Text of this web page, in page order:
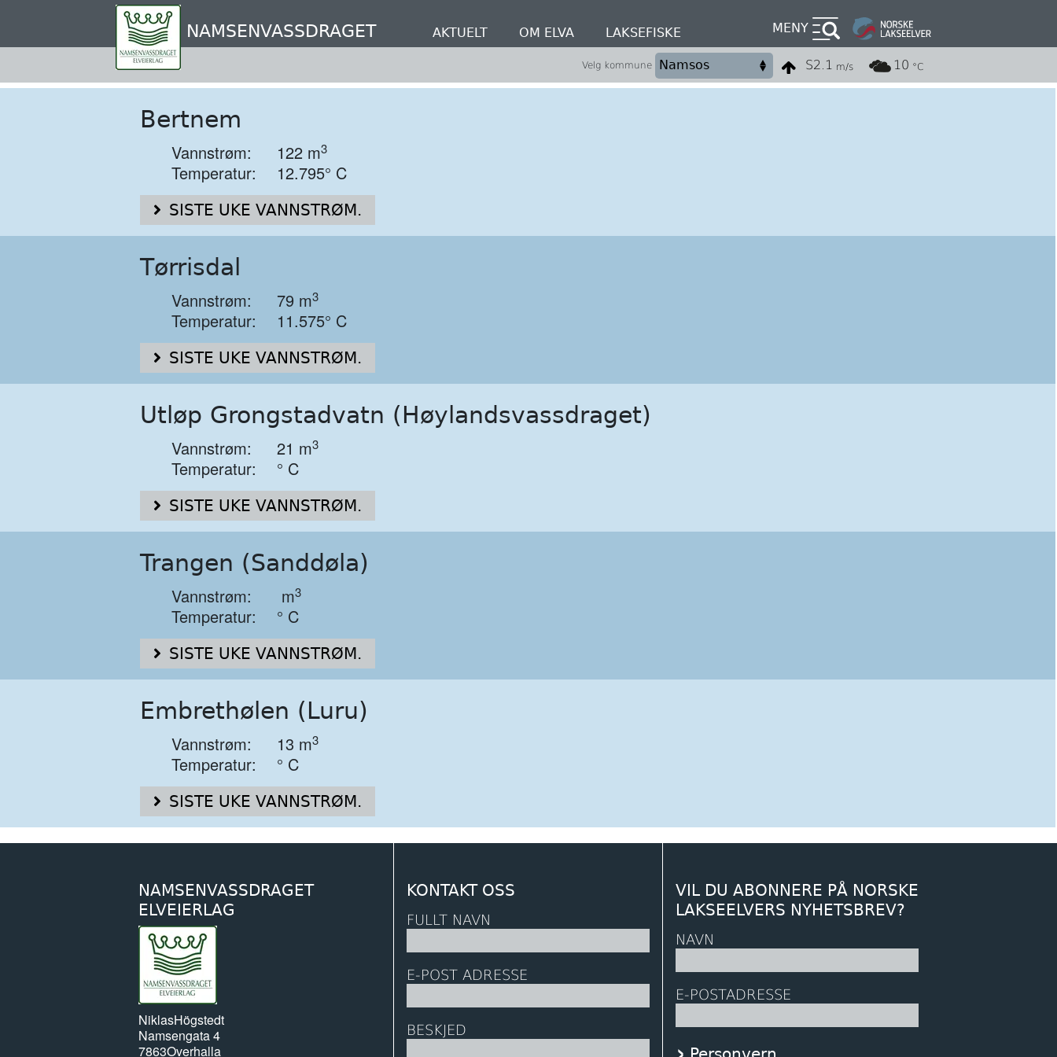
hovedinnhold
NAMSENVASSDRAGET AKTUELT OM ELVA LAKSEFISKE MENY
Velg kommune S2.1 m/s 10 °C
Bertnem
Vannstrøm: 122 m3
Temperatur: 12.795° C
SISTE UKE VANNSTRØM.
Tørrisdal
Vannstrøm: 79 m3
Temperatur: 11.575° C
SISTE UKE VANNSTRØM.
Utløp Grongstadvatn (Høylandsvassdraget)
Vannstrøm: 21 m3
Temperatur: ° C
SISTE UKE VANNSTRØM.
Trangen (Sanddøla)
Vannstrøm: m3
Temperatur: ° C
SISTE UKE VANNSTRØM.
Embrethølen (Luru)
Vannstrøm: 13 m3
Temperatur: ° C
SISTE UKE VANNSTRØM.
NAMSENVASSDRAGET
ELVEIERLAG
NiklasHögstedt
Namsengata 4
7863Overhalla
KONTAKT OSS
FULLT NAVN
E-POST ADRESSE
BESKJED
VIL DU ABONNERE PÅ NORSKE
LAKSEELVERS NYHETSBREV?
NAVN
E-POSTADRESSE